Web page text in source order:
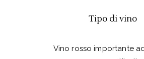
Tipo di vino
Vino rosso importante